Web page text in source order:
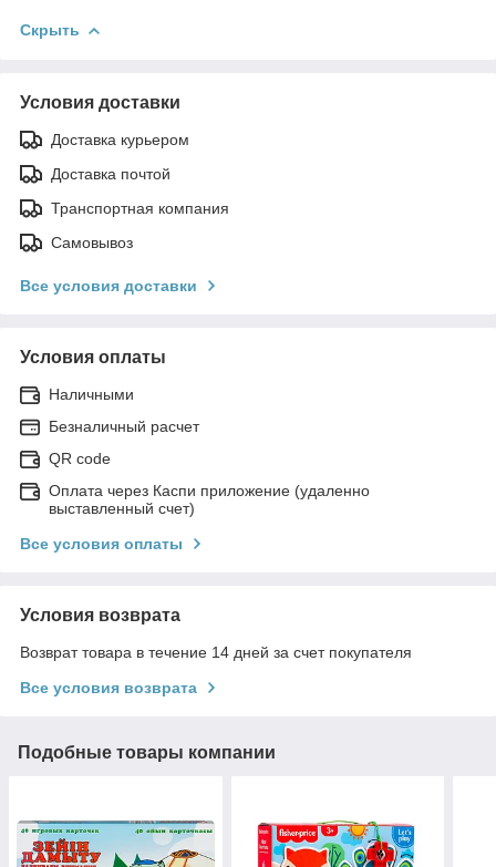
Скрыть
Условия доставки
Доставка курьером
Доставка почтой
Транспортная компания
Самовывоз
Все условия доставки
Условия оплаты
Наличными
Безналичный расчет
QR code
Оплата через Каспи приложение (удаленно
выставленный счет)
Все условия оплаты
Условия возврата
Возврат товара в течение 14 дней за счет покупателя
Все условия возврата
Подобные товары компании